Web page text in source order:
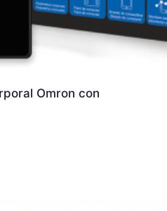
Omron con